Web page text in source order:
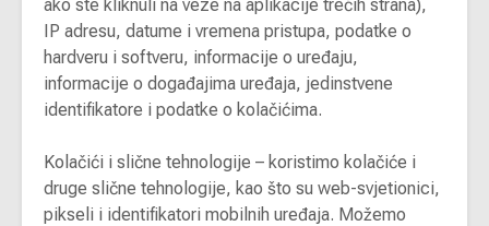
ako ste kliknuli na veze na aplikacije trećih strana),
IP adresu, datume i vremena pristupa, podatke o
hardveru i softveru, informacije o uređaju,
informacije o događajima uređaja, jedinstvene
identifikatore i podatke o kolačićima.
Kolačići i slične tehnologije – koristimo kolačiće i
druge slične tehnologije, kao što su web-svjetionici,
pikseli i identifikatori mobilnih uređaja. Možemo